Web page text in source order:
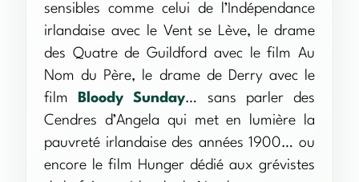
sensibles comme celui de l’Indépendance
irlandaise avec le Vent se Lève, le drame
des Quatre de Guildford avec le film Au
Nom du Père, le drame de Derry avec le
film
Bloody Sunday… sans parler des
Cendres d’Angela qui met en lumière la
pauvreté irlandaise des années 1900… ou
encore le film Hunger dédié aux grévistes